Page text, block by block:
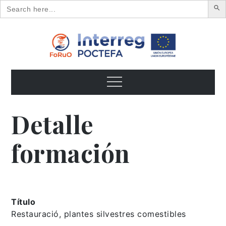
Search
for:
FoRuO
frutos
Menu
Detalle
formación
Título
Restauració, plantes silvestres comestibles